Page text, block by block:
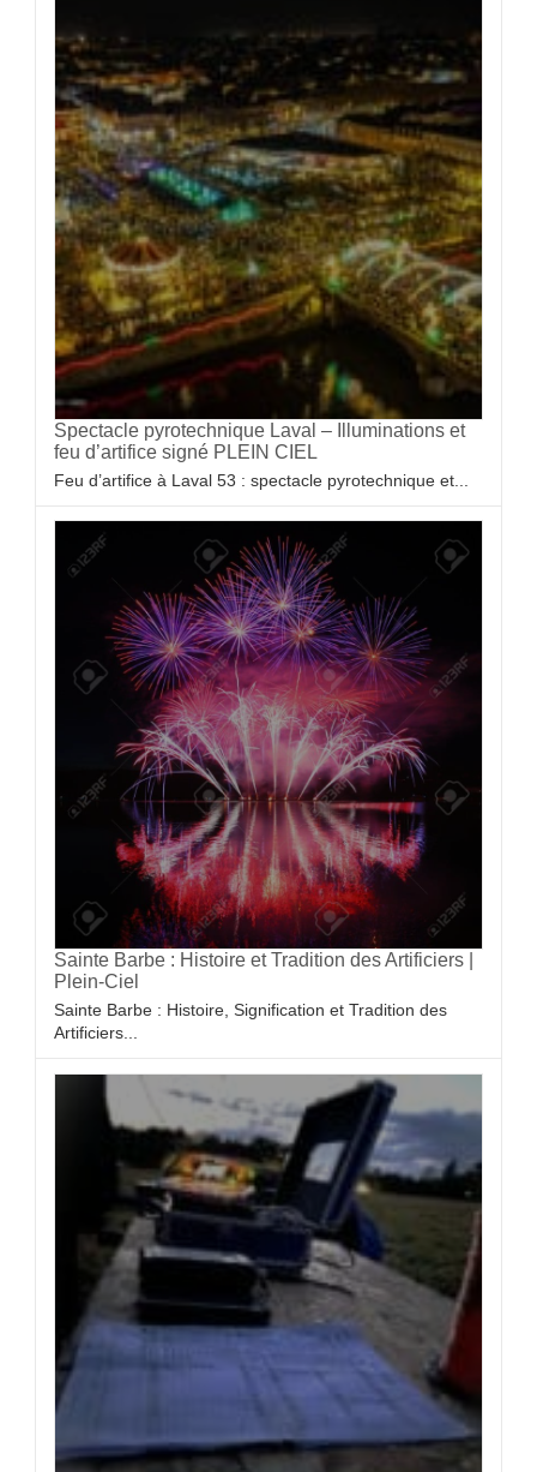
Spectacle pyrotechnique Laval – Illuminations et
feu d’artifice signé PLEIN CIEL
Feu d’artifice à Laval 53 : spectacle pyrotechnique et...
Sainte Barbe : Histoire et Tradition des Artificiers |
Plein-Ciel
Sainte Barbe : Histoire, Signification et Tradition des
Artificiers...